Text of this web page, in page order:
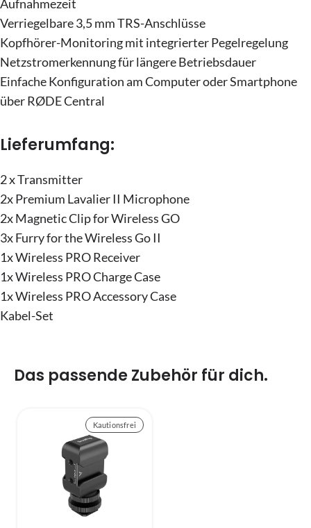
Aufnahmezeit
Verriegelbare 3,5 mm TRS-Anschlüsse
Kopfhörer-Monitoring mit integrierter Pegelregelung
Netzstromerkennung für längere Betriebsdauer
Einfache Konfiguration am Computer oder Smartphone
über RØDE Central
Lieferumfang:
2 x Transmitter
2x Premium Lavalier II Microphone
2x Magnetic Clip for Wireless GO
3x Furry for the Wireless Go II
1x Wireless PRO Receiver
1x Wireless PRO Charge Case
1x Wireless PRO Accessory Case
Kabel-Set
Das passende Zubehör für dich.
Kautionsfrei